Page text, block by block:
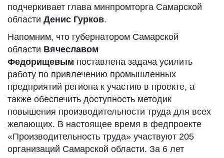
подчеркивает глава минпромторга Самарской
области Денис Гурков.
Напомним, что губернатором Самарской
области Вячеславом
Федорищевым поставлена задача усилить
работу по привлечению промышленных
предприятий региона к участию в проекте, а
также обеспечить доступность методик
повышения производительности труда для всех
желающих. В настоящее время в федпроекте
«Производительность труда» участвуют 205
организаций Самарской области. За 6 лет